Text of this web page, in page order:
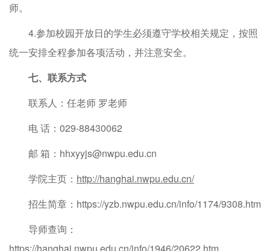
师。
4.参加校园开放日的学生必须遵守学校相关规定，按照
统一安排全程参加各项活动，并注意安全。
七、联系方式
联系人：任老师 罗老师
电 话：029-88430062
邮 箱：hhxyyjs@nwpu.edu.cn
学院主页： http://hanghai.nwpu.edu.cn/
招生简章：https://yzb.nwpu.edu.cn/info/1174/9308.htm
导师查询：